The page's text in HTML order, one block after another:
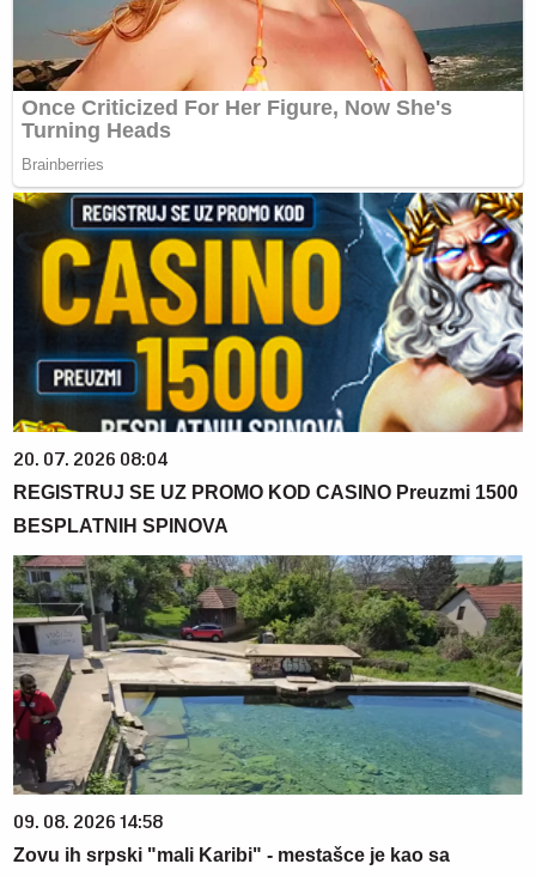
20. 07. 2026 08:04
REGISTRUJ SE UZ PROMO KOD CASINO Preuzmi 1500
BESPLATNIH SPINOVA
09. 08. 2026 14:58
Zovu ih srpski "mali Karibi" - mestašce je kao sa